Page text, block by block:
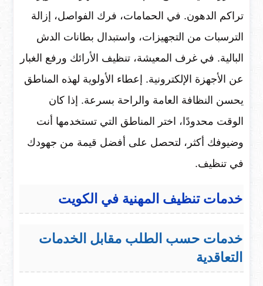
تراكم الدهون. في الحمامات، فرك الفواصل، إزالة
الترسبات من التجهيزات، واستبدال بطانات الدش
البالية. في غرف المعيشة، تنظيف الأرائك ورفع الغبار
عن الأجهزة الإلكترونية. إعطاء الأولوية لهذه المناطق
يحسن النظافة العامة والراحة بسرعة. إذا كان
الوقت محدودًا، اختر المناطق التي تستخدمها أنت
وضيوفك أكثر، لتحصل على أفضل قيمة من جهودك
في تنظيف.
خدمات تنظيف المهنية في الكويت
خدمات حسب الطلب مقابل الخدمات
التعاقدية